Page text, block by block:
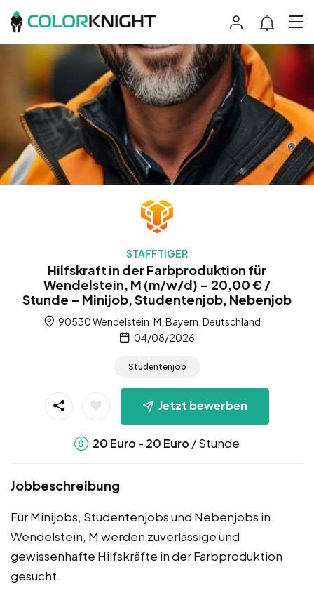
STAFFTIGER
Hilfskraft in der Farbproduktion für
Wendelstein, M (m/w/d) – 20,00 € /
Stunde – Minijob, Studentenjob, Nebenjob
90530 Wendelstein, M, Bayern, Deutschland
04/08/2026
Studentenjob
Jetzt bewerben
20 Euro - 20 Euro / Stunde
Jobbeschreibung
Für Minijobs, Studentenjobs und Nebenjobs in
Wendelstein, M werden zuverlässige und
gewissenhafte Hilfskräfte in der Farbproduktion
gesucht.